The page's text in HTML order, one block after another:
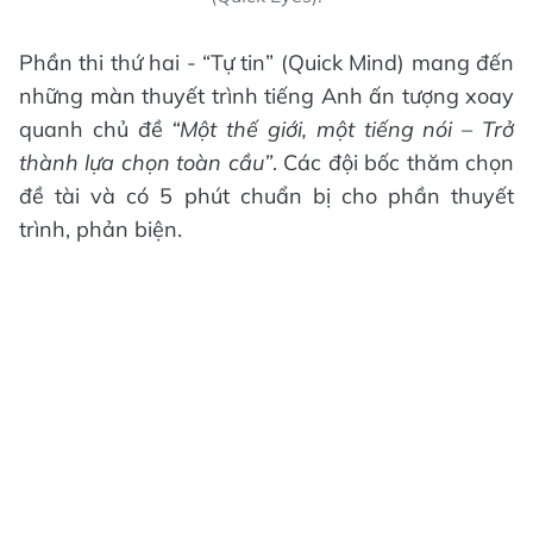
Phần thi thứ hai - “Tự tin” (Quick Mind) mang đến
những màn thuyết trình tiếng Anh ấn tượng xoay
quanh chủ đề “Một thế giới, một tiếng nói – Trở
thành lựa chọn toàn cầu”. Các đội bốc thăm chọn
đề tài và có 5 phút chuẩn bị cho phần thuyết
trình, phản biện.